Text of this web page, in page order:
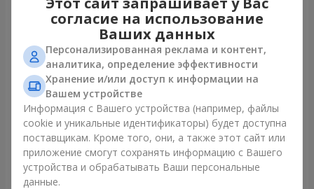
Букет "В День рождения, с
любовью!"
3 475 грн
Букет "Радуга эмоций"
1 732 грн
согласие на использование
Ваших данных
Персонализированная реклама и контент,
аналитика, определение эффективности
Хранение и/или доступ к информации на
Вашем устройстве
Информация с Вашего устройства (например, файлы
cookie и уникальные идентификаторы) будет доступна
поставщикам. Кроме того, они, а также этот сайт или
приложение смогут сохранять информацию с Вашего
устройства и обрабатывать Ваши персональные
данные.